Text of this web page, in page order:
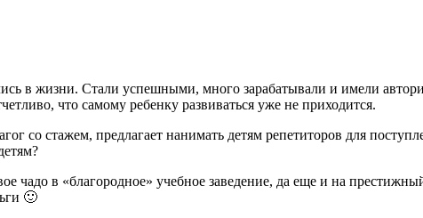
в жизни. Стали успешными, много зарабатывали и имели
что самому ребенку развиваться уже не приходится.
со стажем, предлагает нанимать детям репетиторов для
чадо в «благородное» учебное заведение, да еще и на
🙂